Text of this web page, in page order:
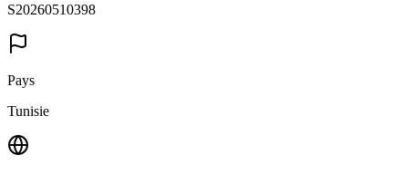
S20260510398
Pays
Tunisie